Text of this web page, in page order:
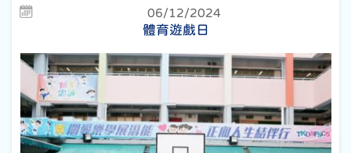
06/12/2024
體育遊戲日